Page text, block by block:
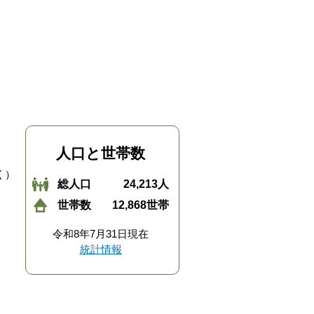
人口と世帯数
総人口
24,213人
世帯数
12,868世帯
令和8年7月31日現在
統計情報